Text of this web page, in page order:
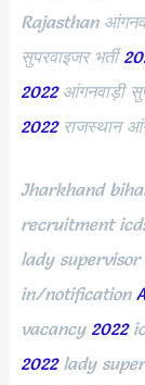
Rajasthan
सुपरवाइजर भर्ती
2022आंगनवाड़ी
2022राजस्थान
Jharkhand
recruitment
lady
in/notification
vacancy 2022
2022lady